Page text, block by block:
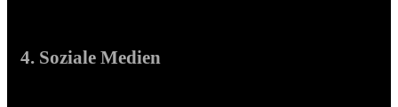
4. Soziale Medien